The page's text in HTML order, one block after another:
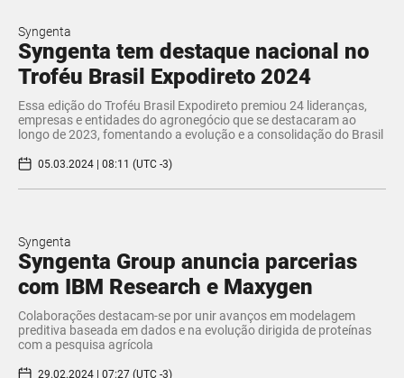
Syngenta
Syngenta tem destaque nacional no
Troféu Brasil Expodireto 2024
Essa edição do Troféu Brasil Expodireto premiou 24 lideranças,
empresas e entidades do agronegócio que se destacaram ao
longo de 2023, fomentando a evolução e a consolidação do Brasil
05.03.2024 | 08:11 (UTC -3)
Syngenta
Syngenta Group anuncia parcerias
com IBM Research e Maxygen
Colaborações destacam-se por unir avanços em modelagem
preditiva baseada em dados e na evolução dirigida de proteínas
com a pesquisa agrícola
29.02.2024 | 07:27 (UTC -3)